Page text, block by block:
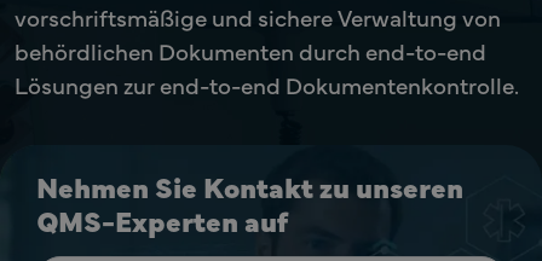
vorschriftsmäßige und sichere Verwaltung von
behördlichen Dokumenten durch end-to-end
Lösungen zur end-to-end Dokumentenkontrolle.
Nehmen Sie Kontakt zu unseren
QMS-Experten auf